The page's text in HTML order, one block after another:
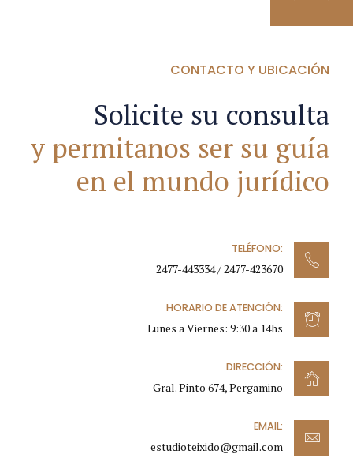
CONTACTO Y UBICACIÓN
Solicite su consulta
y permitanos ser su guía
en el mundo jurídico
TELÉFONO:
2477-443334 / 2477-423670
HORARIO DE ATENCIÓN:
Lunes a Viernes: 9:30 a 14hs
DIRECCIÓN:
Gral. Pinto 674, Pergamino
EMAIL:
estudioteixido@gmail.com